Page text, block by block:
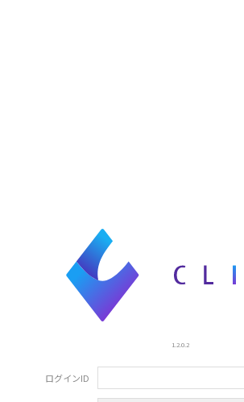
1.2.0.2
ログインID